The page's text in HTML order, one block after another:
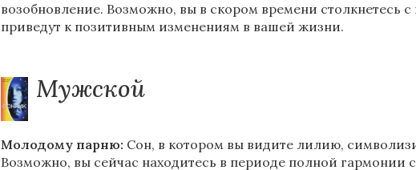
возобновление. Возможно, вы в скором времени столкнетесь
приведут к позитивным изменениям в вашей жизни.
Мужской
Молодому парню: Сон, в котором вы видите лилию,
Возможно, вы сейчас находитесь в периоде полной